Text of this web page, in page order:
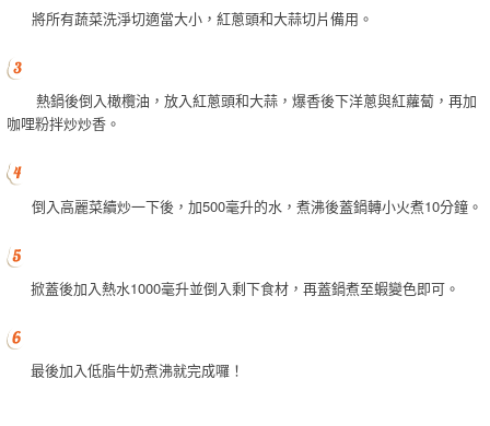
將所有蔬菜洗淨切適當大小，紅蔥頭和大蒜切片備用。
熱鍋後倒入橄欖油，放入紅蔥頭和大蒜，爆香後下洋蔥與紅蘿蔔，再加
咖哩粉拌炒炒香。
倒入高麗菜續炒一下後，加500毫升的水，煮沸後蓋鍋轉小火煮10分鐘。
掀蓋後加入熱水1000毫升並倒入剩下食材，再蓋鍋煮至蝦變色即可。
最後加入低脂牛奶煮沸就完成囉！